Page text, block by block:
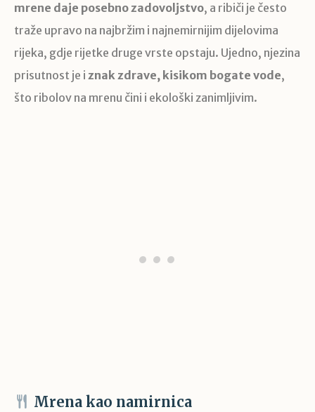
mrene daje posebno zadovoljstvo, a ribiči je često
traže upravo na najbržim i najnemirnijim dijelovima
rijeka, gdje rijetke druge vrste opstaju. Ujedno, njezina
prisutnost je i znak zdrave, kisikom bogate vode,
što ribolov na mrenu čini i ekološki zanimljivim.
Mrena kao namirnica